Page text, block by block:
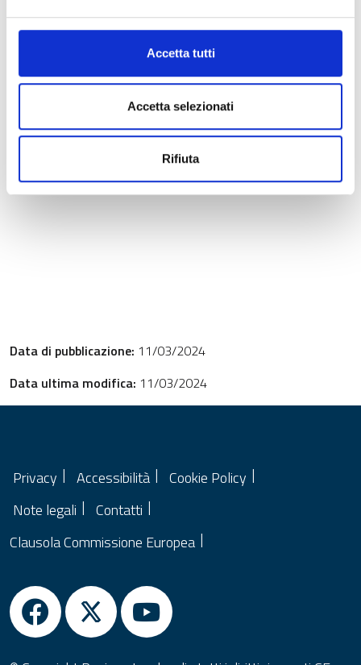
Accetta tutti
Accetta selezionati
Rifiuta
50.000.
Le città potranno candidarsi entro il 9 settembre 2020.
Redazione Europe Direct Lombardia
Data di pubblicazione: 11/03/2024
Data ultima modifica: 11/03/2024
Privacy Accessibilità
Cookie Policy
Note legali
Contatti
Clausola Commissione Europea